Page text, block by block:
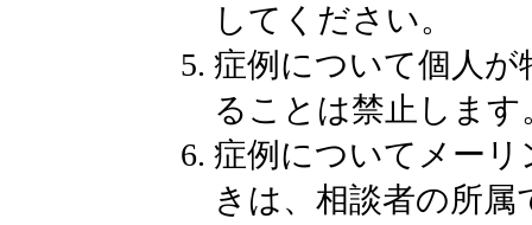
してください。
症例について個人
ることは禁止します
症例についてメー
きは、相談者の所